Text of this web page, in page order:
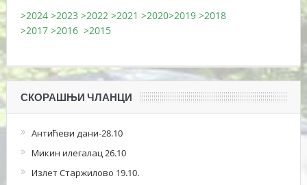
>2024 >2023 >2022 >2021 >2020>2019 >2018
>2017 >2016 >2015
СКОРАШЊИ ЧЛАНЦИ
Антићеви дани-28.10
Микин илегалац 26.10
Излет Старжилово 19.10.